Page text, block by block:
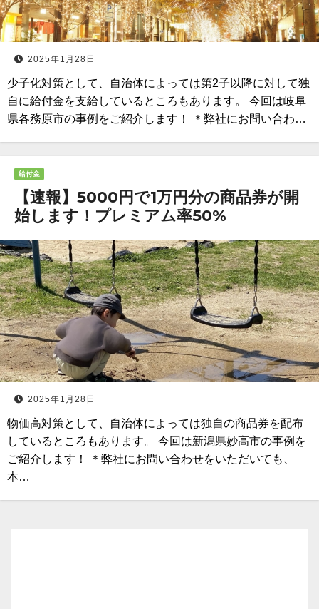
2025年1月28日
少子化対策として、自治体によっては第2子以降に対して独
自に給付金を支給しているところもあります。 今回は岐阜
県各務原市の事例をご紹介します！ ＊弊社にお問い合わ…
給付金
【速報】5000円で1万円分の商品券が開
始します！プレミアム率50%
2025年1月28日
物価高対策として、自治体によっては独自の商品券を配布
しているところもあります。 今回は新潟県妙高市の事例を
ご紹介します！ ＊弊社にお問い合わせをいただいても、
本…